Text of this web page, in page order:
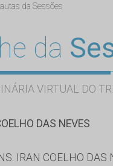
da Sessões
da
VIRTUAL DO
DAS NEVES
IRAN COELHO DAS